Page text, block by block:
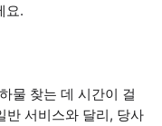
요.
물 찾는 데 시간이 걸
반 서비스와 달리, 당사